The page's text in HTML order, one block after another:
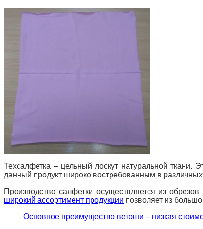
Техсалфетка – цельный лоскут натуральной ткани.
данный продукт широко востребованным в различных
Производство салфетки осуществляется из
широкий ассортимент продукции позволяет из
Основное преимущество ветоши – низкая